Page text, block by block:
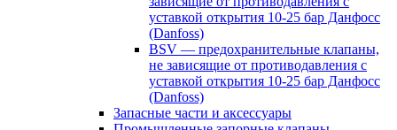
уставкой открытия 10-25 бар Данфосс
(Danfoss)
BSV — предохранительные клапаны,
не зависящие от противодавления с
уставкой открытия 10-25 бар Данфосс
(Danfoss)
Запасные части и аксессуары